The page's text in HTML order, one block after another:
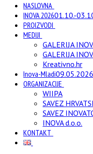
NASLOVNA
INOVA 202601.10.-
PROIZVODI
MEDIJI
GALERIJA
GALERIJA
Kreativno.hr
Inova-Mladi09.05.2026
ORGANIZACIJE
WIIPA
SAVEZ
SAVEZ
INOVA d.o.o.
KONTAKT